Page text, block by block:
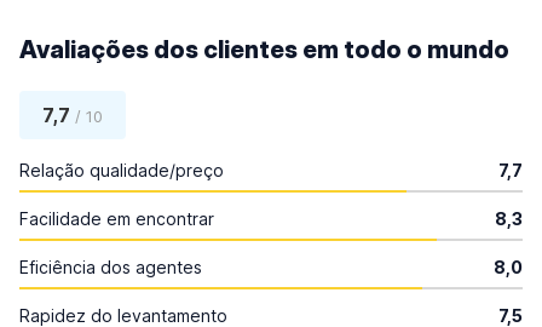
Avaliações dos clientes em todo o mundo
7,7 / 10
Relação qualidade/preço 7,7
Facilidade em encontrar 8,3
Eficiência dos agentes 8,0
Rapidez do levantamento 7,5